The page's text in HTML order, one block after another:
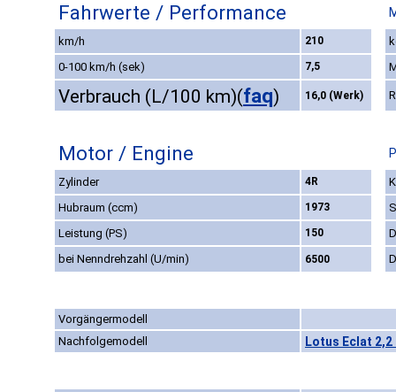
Fahrwerte / Performance
km/h 210
0-100 km/h (sek)
7,5
Verbrauch (L/100 km)(faq) 16,0 (Werk)
Motor / Engine
Zylinder 4R
Hubraum (ccm)
1973
Leistung (PS)
150
bei Nenndrehzahl (U/min)
6500
Vorgängermodell
Nachfolgemodell
Lotus Eclat 2,2